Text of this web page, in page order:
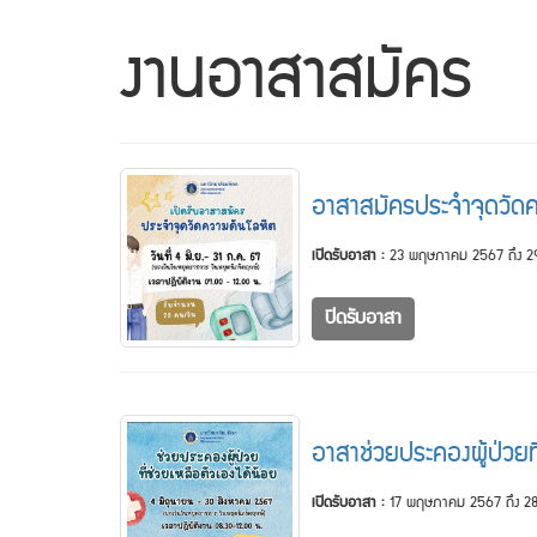
งานอาสาสมัคร
อาสาสมัครประจำจุดวั
เปิดรับอาสา :23 พฤษภาคม 2567 ถึง
ปิดรับอาสา
อาสาช่วยประคองผู้ป่ว
เปิดรับอาสา :17 พฤษภาคม 2567 ถึง